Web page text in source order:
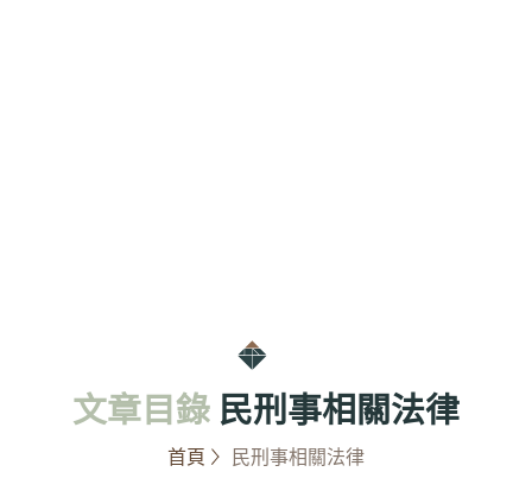
文章目錄 民刑事相關法律
首頁 民刑事相關法律